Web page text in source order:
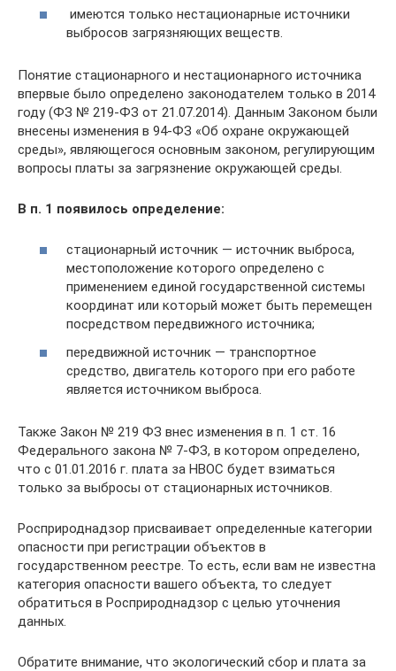
имеются только нестационарные источники
выбросов загрязняющих веществ.
Понятие стационарного и нестационарного источника
впервые было определено законодателем только в 2014
году (ФЗ № 219-ФЗ от 21.07.2014). Данным Законом были
внесены изменения в 94-ФЗ «Об охране окружающей
среды», являющегося основным законом, регулирующим
вопросы платы за загрязнение окружающей среды.
В п. 1 появилось определение:
стационарный источник — источник выброса,
местоположение которого определено с
применением единой государственной системы
координат или который может быть перемещен
посредством передвижного источника;
передвижной источник — транспортное
средство, двигатель которого при его работе
является источником выброса.
Также Закон № 219 ФЗ внес изменения в п. 1 ст. 16
Федерального закона № 7-ФЗ, в котором определено,
что с 01.01.2016 г. плата за НВОС будет взиматься
только за выбросы от стационарных источников.
Росприроднадзор присваивает определенные категории
опасности при регистрации объектов в
государственном реестре. То есть, если вам не известна
категория опасности вашего объекта, то следует
обратиться в Росприроднадзор с целью уточнения
данных.
Обратите внимание, что экологический сбор и плата за